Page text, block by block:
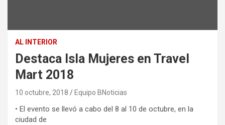
AL INTERIOR
Destaca Isla Mujeres en Travel
Mart 2018
10 octubre, 2018 Equipo BNoticias
• El evento se llevó a cabo del 8 al 10 de octubre, en la
ciudad de